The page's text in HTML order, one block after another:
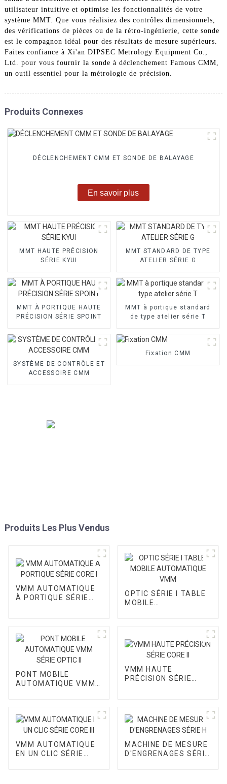
utilisateur intuitive et optimise les fonctionnalités de votre
système MMT. Que vous réalisiez des contrôles dimensionnels,
des vérifications de pièces ou de la rétro-ingénierie, cette sonde
est le compagnon idéal pour des résultats de mesure supérieurs.
Faites confiance à Xi'an DIPSEC Metrology Equipment Co.,
Ltd. pour vous fournir la sonde à déclenchement Famous CMM,
un outil essentiel pour la métrologie de précision.
Produits Connexes
DÉCLENCHEMENT CMM ET SONDE DE BALAYAGE
En savoir plus
MMT HAUTE PRÉCISION
SÉRIE KYUI
MMT STANDARD DE TYPE
ATELIER SÉRIE G
MMT À PORTIQUE HAUTE
PRÉCISION SÉRIE SPOINT
MMT à portique standard
de type atelier série T
SYSTÈME DE CONTRÔLE ET
ACCESSOIRE CMM
Fixation CMM
Produits Les Plus Vendus
VMM AUTOMATIQUE
À PORTIQUE SÉRIE
OPTIC SÉRIE I TABLE
MOBILE
PONT MOBILE
AUTOMATIQUE VMM
VMM HAUTE
PRÉCISION SÉRIE
VMM AUTOMATIQUE
EN UN CLIC SÉRIE
MACHINE DE MESURE
D'ENGRENAGES SÉRIE